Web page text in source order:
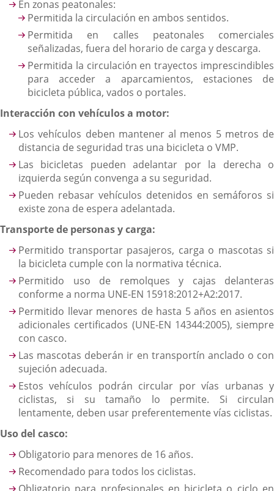
En zonas peatonales:
Permitida la circulación en ambos sentidos.
Permitida en calles peatonales comerciales
señalizadas, fuera del horario de carga y descarga.
Permitida la circulación en trayectos imprescindibles
para acceder a aparcamientos, estaciones de
bicicleta pública, vados o portales.
Interacción con vehículos a motor:
Los vehículos deben mantener al menos 5 metros de
distancia de seguridad tras una bicicleta o VMP.
Las bicicletas pueden adelantar por la derecha o
izquierda según convenga a su seguridad.
Pueden rebasar vehículos detenidos en semáforos si
existe zona de espera adelantada.
Transporte de personas y carga:
Permitido transportar pasajeros, carga o mascotas si
la bicicleta cumple con la normativa técnica.
Permitido uso de remolques y cajas delanteras
conforme a norma UNE-EN 15918:2012+A2:2017.
Permitido llevar menores de hasta 5 años en asientos
adicionales certificados (UNE-EN 14344:2005), siempre
con casco.
Las mascotas deberán ir en transportín anclado o con
sujeción adecuada.
Estos vehículos podrán circular por vías urbanas y
ciclistas, si su tamaño lo permite. Si circulan
lentamente, deben usar preferentemente vías ciclistas.
Uso del casco:
Obligatorio para menores de 16 años.
Recomendado para todos los ciclistas.